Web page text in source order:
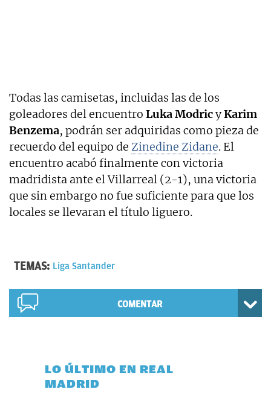
Todas las camisetas, incluidas las de los
goleadores del encuentro Luka ModricyKarim
Benzema, podrán ser adquiridas como pieza de
recuerdo del equipo de Zinedine Zidane. El
encuentro acabó finalmente con victoria
madridista ante el Villarreal (2-1), una victoria
que sin embargo no fue suficiente para que los
locales se llevaran el título liguero.
TEMAS: Liga Santander
COMENTAR
LO ÚLTIMO EN REAL
MADRID